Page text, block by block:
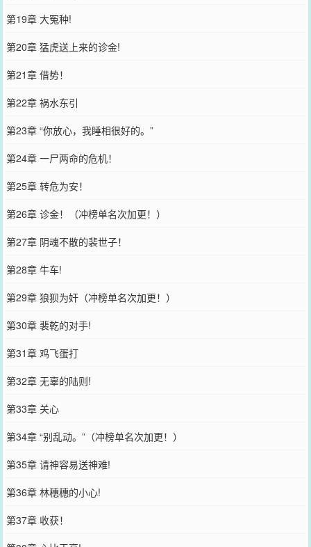
第19章 大冤种!
第20章 猛虎送上来的诊金!
第21章 借势！
第22章 祸水东引
第23章 “你放心，我睡相很好的。”
第24章 一尸两命的危机！
第25章 转危为安！
第26章 诊金！（冲榜单名次加更！）
第27章 阴魂不散的裴世子！
第28章 牛车!
第29章 狼狈为奸（冲榜单名次加更！）
第30章 裴乾的对手!
第31章 鸡飞蛋打
第32章 无辜的陆则!
第33章 关心
第34章 “别乱动。”（冲榜单名次加更！）
第35章 请神容易送神难!
第36章 林穗穗的小心!
第37章 收获！